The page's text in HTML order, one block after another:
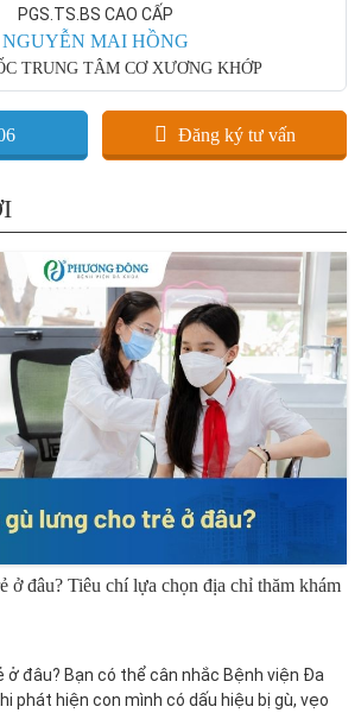
PGS.TS.BS CAO CẤP
NGUYỄN MAI HỒNG
TRUNG TÂM CƠ XƯƠNG KHỚP
Đăng ký tư vấn
ở đâu? Tiêu chí lựa chọn địa chỉ thăm khám
ở đâu? Bạn có thể cân nhắc Bệnh viện Đa
phát hiện con mình có dấu hiệu bị gù, vẹo